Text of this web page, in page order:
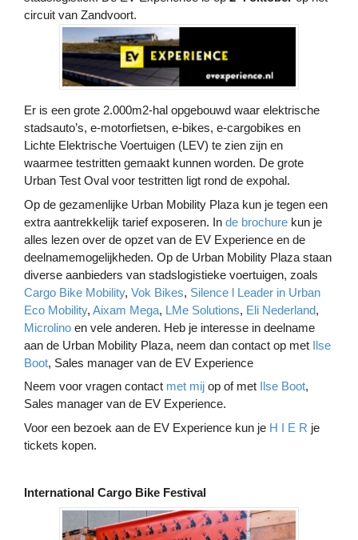
circuit van Zandvoort.
Er is een grote 2.000m2-hal opgebouwd waar elektrische
stadsauto’s, e-motorfietsen, e-bikes, e-cargobikes en
Lichte Elektrische Voertuigen (LEV) te zien zijn en
waarmee testritten gemaakt kunnen worden. De grote
Urban Test Oval voor testritten ligt rond de expohal.
Op de gezamenlijke Urban Mobility Plaza kun je tegen een
extra aantrekkelijk tarief exposeren. In de brochure kun je
alles lezen over de opzet van de EV Experience en de
deelnamemogelijkheden. Op de Urban Mobility Plaza staan
diverse aanbieders van stadslogistieke voertuigen, zoals
Cargo Bike Mobility, Vok Bikes, Silence l Leader in Urban
Eco Mobility, Aixam Mega, LMe Solutions, Eli Nederland,
Microlino en vele anderen. Heb je interesse in deelname
aan de Urban Mobility Plaza, neem dan contact op met Ilse
Boot, Sales manager van de EV Experience
Neem voor vragen contact met mij op of met Ilse Boot,
Sales manager van de EV Experience.
Voor een bezoek aan de EV Experience kun je H I E R je
tickets kopen.
International Cargo Bike Festival